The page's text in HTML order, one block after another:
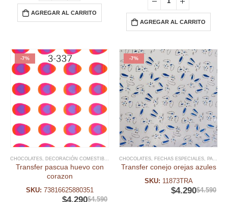
AGREGAR AL CARRITO
AGREGAR AL CARRITO
-7%
CHOCOLATES, DECORACIÓN COMESTIBLE SPRINKLES Y DECO PASCUA RESURRECION ,
Transfer pascua huevo con
corazon
SKU: 73816625880351
$4.590
$4.290
-7%
CHOCOLATES, FECHAS ESPECIALES, PASCUA RESURRECIÓN
Transfer conejo orejas azules
SKU: 11873TRA
$4.590
$4.290